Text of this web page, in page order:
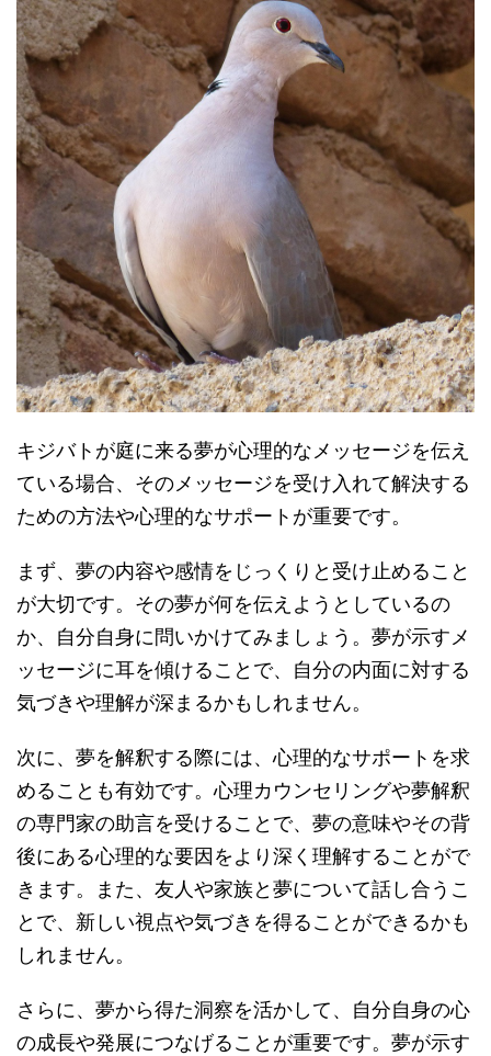
キジバトが庭に来る夢が心理的なメッセージを伝え
ている場合、そのメッセージを受け入れて解決する
ための方法や心理的なサポートが重要です。
まず、夢の内容や感情をじっくりと受け止めること
が大切です。その夢が何を伝えようとしているの
か、自分自身に問いかけてみましょう。夢が示すメ
ッセージに耳を傾けることで、自分の内面に対する
気づきや理解が深まるかもしれません。
次に、夢を解釈する際には、心理的なサポートを求
めることも有効です。心理カウンセリングや夢解釈
の専門家の助言を受けることで、夢の意味やその背
後にある心理的な要因をより深く理解することがで
きます。また、友人や家族と夢について話し合うこ
とで、新しい視点や気づきを得ることができるかも
しれません。
さらに、夢から得た洞察を活かして、自分自身の心
の成長や発展につなげることが重要です。夢が示す